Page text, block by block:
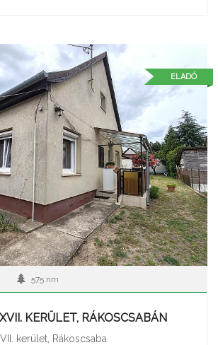
ELADÓ
575 nm
KERÜLET, RÁKOSCSABÁN
kerület, Rákoscsaba